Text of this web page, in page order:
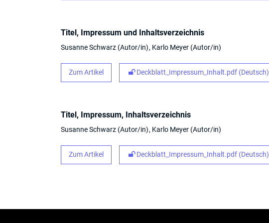
Titel, Impressum und Inhaltsverzeichnis
Susanne Schwarz Autor/in Karlo Meyer Autor/in
Zum Artikel Deckblatt_Impressum_Inhalt.pdf (Deutsch)
Titel, Impressum, Inhaltsverzeichnis
Susanne Schwarz Autor/in Karlo Meyer Autor/in
Zum Artikel Deckblatt_Impressum_Inhalt.pdf (Deutsch)